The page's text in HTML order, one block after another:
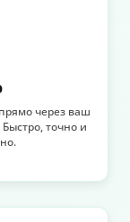
через ваш
точно и